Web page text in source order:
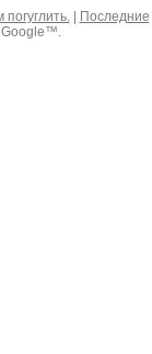
|
Последние
Google™.